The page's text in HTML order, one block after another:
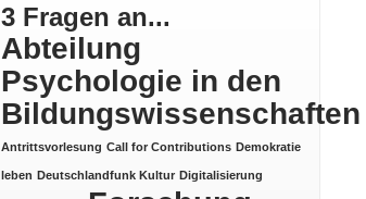
3 Fragen an...
Abteilung
Psychologie in den
Bildungswissenschaften
Antrittsvorlesung Call for Contributions Demokratie
leben Deutschlandfunk Kultur Digitalisierung